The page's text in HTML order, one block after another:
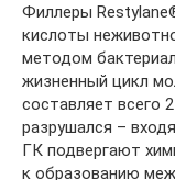
Филлеры
кислоты
методом
жизненный цикл
составляет всего
разрушался –
ГК подвергают
к образованию